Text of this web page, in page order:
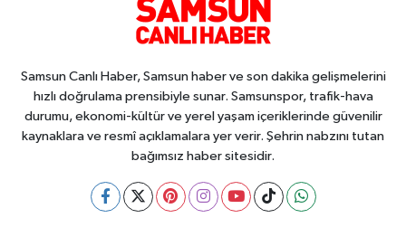
Samsun Canlı Haber, Samsun haber ve son dakika gelişmelerini
hızlı doğrulama prensibiyle sunar. Samsunspor, trafik-hava
durumu, ekonomi-kültür ve yerel yaşam içeriklerinde güvenilir
kaynaklara ve resmî açıklamalara yer verir. Şehrin nabzını tutan
bağımsız haber sitesidir.